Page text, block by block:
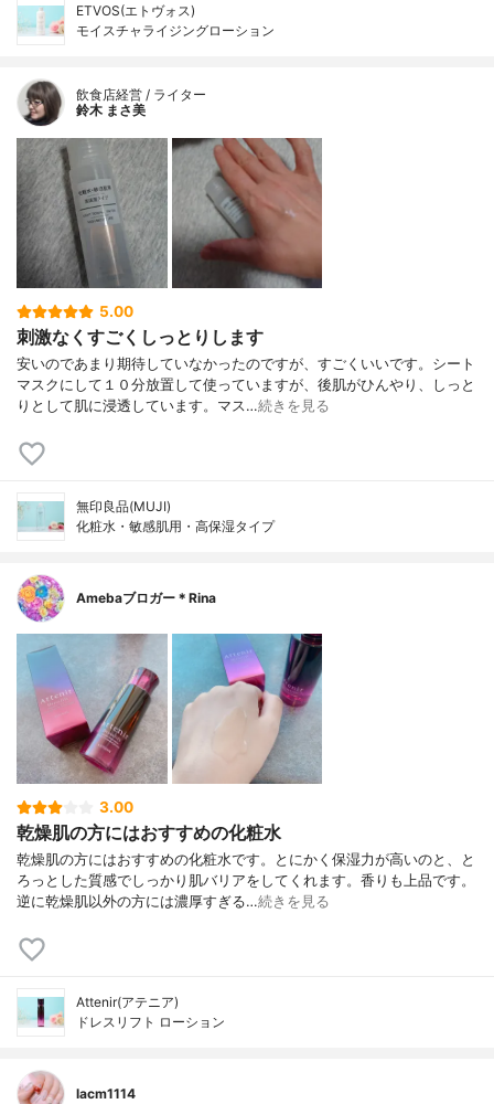
ETVOS(エトヴォス)
モイスチャライジングローション
飲食店経営 / ライター
鈴木 まさ美
5.00
刺激なくすごくしっとりします
安いのであまり期待していなかったのですが、すごくいいです。シート
マスクにして１０分放置して使っていますが、後肌がひんやり、しっと
りとして肌に浸透しています。マス…続きを見る
無印良品(MUJI)
化粧水・敏感肌用・高保湿タイプ
Amebaブロガー＊Rina
3.00
乾燥肌の方にはおすすめの化粧水
乾燥肌の方にはおすすめの化粧水です。とにかく保湿力が高いのと、と
ろっとした質感でしっかり肌バリアをしてくれます。香りも上品です。
逆に乾燥肌以外の方には濃厚すぎる…続きを見る
Attenir(アテニア)
ドレスリフト ローション
lacm1114